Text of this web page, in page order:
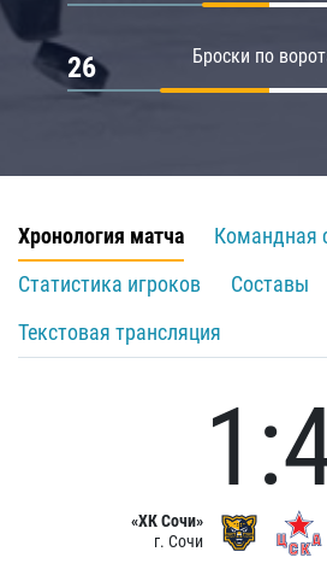
Броски по
26
Хронология матча
Командная
Статистика игроков
Составы
Текстовая трансляция
«ХК Сочи»
г. Сочи